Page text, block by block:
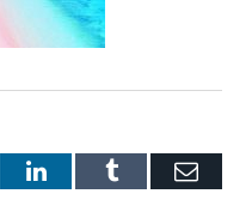
LinkedInTumblr